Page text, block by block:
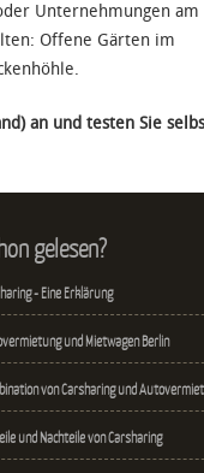
Unternehmungen am
Offene Gärten im
an und testen Sie
gelesen?
- Eine Erklärung
und Mietwagen Berlin
von Carsharing und
und Nachteile von Carsharing